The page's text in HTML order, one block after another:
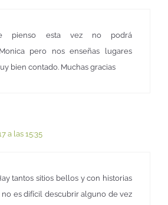
pienso esta vez no podrá
pero nos enseñas lugares
bien contado. Muchas gracias
a las 15:35
tantos sitios bellos y con historias
no es difícil descubrir alguno de vez